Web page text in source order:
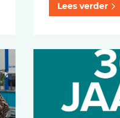
Lees verder